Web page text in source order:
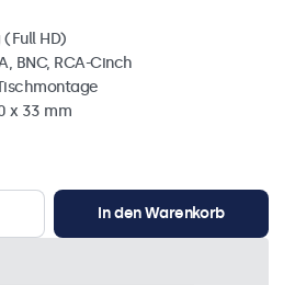
(Full HD)
BNC, RCA-Cinch
x 33 mm
In den Warenkorb